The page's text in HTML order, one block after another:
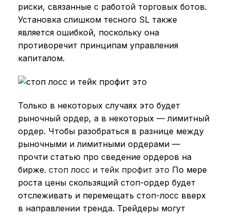
риски, связанные с работой торговых ботов.
Установка слишком тесного SL также
является ошибкой, поскольку она
противоречит принципам управления
капиталом.
Только в некоторых случаях это будет
рыночный ордер, а в некоторых — лимитный
ордер. Чтобы разобраться в разнице между
рыночными и лимитными ордерами —
прочти статью про сведение ордеров на
бирже. стоп лосс и тейк профит это По мере
роста цены скользящий стоп-ордер будет
отслеживать и перемещать стоп-лосс вверх
в направлении тренда. Трейдеры могут